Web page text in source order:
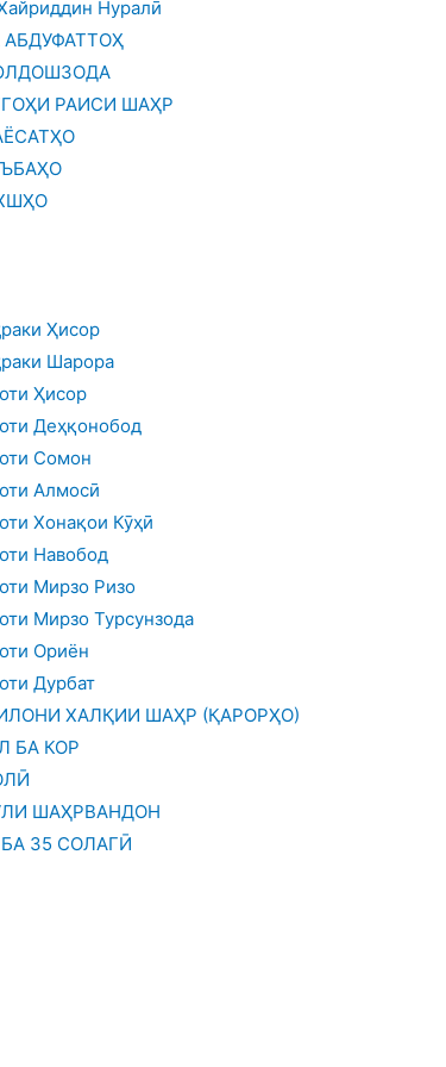
Нуралӣ
РАИСИ ШАҲР
Ҳисор
Шарора
Ҳисор
Деҳқонобод
Сомон
Алмосӣ
Хонақои Кӯҳӣ
Навобод
Мирзо Ризо
Мирзо Турсунзода
Ориён
Дурбат
ХАЛҚИИ ШАҲР (ҚАРОРҲО)
БА КОР
ШАҲРВАНДОН
35 СОЛАГӢ